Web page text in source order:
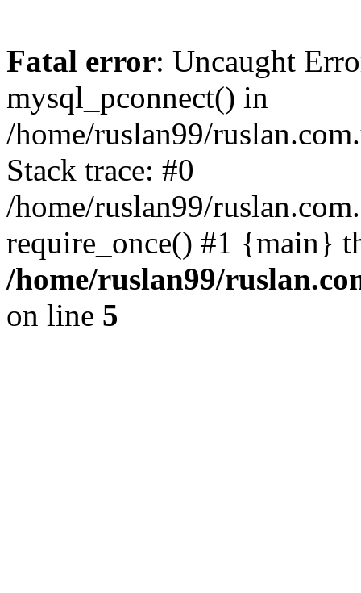
Fatal error: Uncaught
mysql_pconnect() in
/home/ruslan99/
Stack trace: #0
/home/ruslan99/
require_once() #1 {main}
/home/ruslan99/
on line 5